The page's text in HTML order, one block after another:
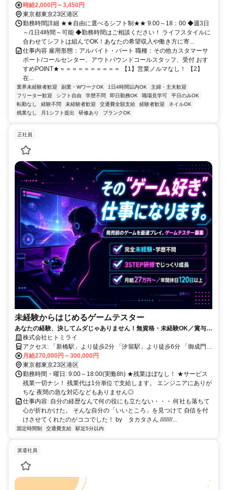
時給2,000円～3,450円
東京都東京23区港区
勤務時間詳細 ★★自由に選べるシフト制★★ 9:00～18：00 ◆週3日
～/1日4時間～可能 ◆勤務時間はご相談ください！ ライフスタイルに
合わせてシフトは組んでOK！あなたの希望収入や働き方に寄...
仕事内容 雇用形態：アルバイト・パート 職種：その他カスタマーサ
ポート/コールセンター、アウトバウンドコールスタッフ、受付 おす
すめPOINT★＝＝＝＝＝＝＝＝＝＝ 【1】営業ノルマなし！ 【2】
在...
業界未経験者歓迎 副業・WワークOK 1日4時間以内OK
主婦・主夫歓迎
フリーター歓迎
シフト自由 学歴不問 即日勤務OK 職場見学可
平日のみOK
転勤なし
経験不問 未経験者歓迎 交通費全額支給 経験者歓迎
ネイルOK
残業なし
月1シフト提出 研修あり ブランクOK
正社員
未経験からはじめるゲームテスター
あなたの経験、決してムダじゃありません！無資格・未経験OK／賞与年
2回／完全週休2日制（土日）／開発の道にも挑戦できる！／駅チカ
株式会社ヒトミライ
アクセス: 「新橋駅」より徒歩2分 「汐留駅」より徒歩6分 「御成門
駅」より徒歩13分 「霞ケ関駅」より徒歩17分 ▷駅チカ5分以内 ▷バ
イク通勤・車通勤OK
月給270,000円～300,000円
東京都東京23区港区
勤務時間・曜日: 9:00～18:00(実働8h) ★残業ほぼなし！ ★サービス
残業一切ナシ！ 残業代は1分単位で支給します。 エンジニアにありが
ちな 夜間の急な対応などもありません◎
仕事内容: 自分の経歴なんて何の役にも立たない・・・ 何社も落ちて
心が折れかけた。 そんな自分の「いいところ」を見つけて 自信を付
けさせてくれたのがココでした！ by タカタさん ////////...
固定時間制 交通費支給 駅近5分以内
派遣社員